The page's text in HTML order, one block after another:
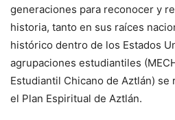
generaciones para reconocer y
historia, tanto en sus raíces
histórico dentro de los Estados
agrupaciones estudiantiles
Estudiantil Chicano de Aztlán)
el Plan Espiritual de Aztlán.